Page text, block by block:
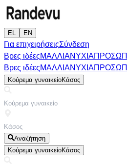
EL EN
Για επιχειρήσειςΣύνδεση
Βρες ιδέεςΜΑΛΛΙΑΝΥΧΙΑ
Βρες ιδέεςΜΑΛΛΙΑΝΥΧΙΑ
Κούρεμα γυναικείοΚάσος
Αναζήτηση
Κούρεμα γυναικείοΚάσος